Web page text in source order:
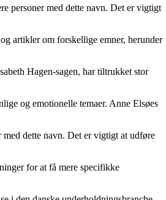
personer med dette navn. Det er vigtigt
artikler om forskellige emner, herunder
Hagen-sagen, har tiltrukket stor
og emotionelle temaer. Anne Elsøes
dette navn. Det er vigtigt at udføre
for at få mere specifikke